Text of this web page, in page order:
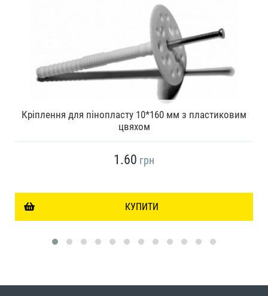
Кріплення для пінопласту 10*160 мм з пластиковим
цвяхом
1.60 грн
КУПИТИ